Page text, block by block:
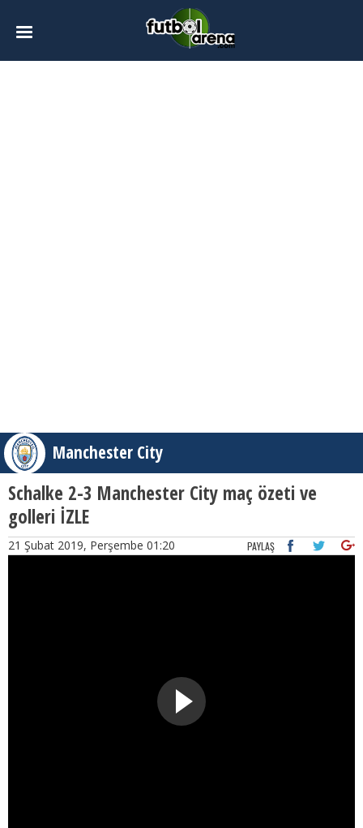
Manchester City
Schalke 2-3 Manchester City maç özeti ve
golleri İZLE
21 Şubat 2019, Perşembe 01:20 PAYLAŞ